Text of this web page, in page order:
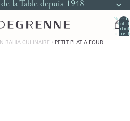
la Table depuis 1948
total
dans
BAHIA CULINAIRE PETIT PLAT À FOUR